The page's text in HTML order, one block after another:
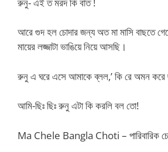
আরে গুদ হল চোদার জন্য অত মা মাসি বাছতে
মায়ের লজ্জাটা ভাঙিয়ে নিয়ে আসছি।
রুনু এ ঘরে এসে আমাকে ব্লল,’ কি রে অমন করে
আমি-ছিঃ ছিঃ রুনু এটা কি করলি বল তো!
Ma Chele Bangla Choti – পারিবারিক